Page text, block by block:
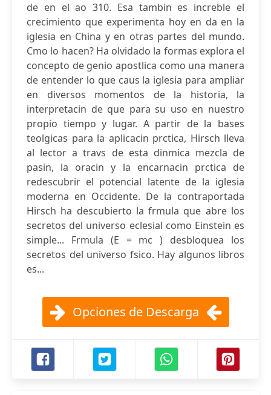
de en el ao 310. Esa tambin es increble el
crecimiento que experimenta hoy en da en la
iglesia en China y en otras partes del mundo.
Cmo lo hacen? Ha olvidado la formas explora el
concepto de genio apostlica como una manera
de entender lo que caus la iglesia para ampliar
en diversos momentos de la historia, la
interpretacin de que para su uso en nuestro
propio tiempo y lugar. A partir de la bases
teolgicas para la aplicacin prctica, Hirsch lleva
al lector a travs de esta dinmica mezcla de
pasin, la oracin y la encarnacin prctica de
redescubrir el potencial latente de la iglesia
moderna en Occidente. De la contraportada
Hirsch ha descubierto la frmula que abre los
secretos del universo eclesial como Einstein es
simple... Frmula (E = mc ) desbloquea los
secretos del universo fsico. Hay algunos libros
es...
Opciones de Descarga